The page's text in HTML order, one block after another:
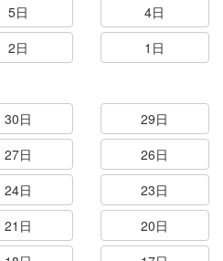
5日
4日
2日 1日
30日
29日
27日
26日
24日
23日
21日
20日